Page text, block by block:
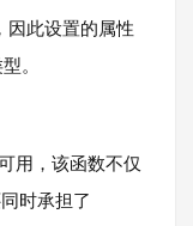
因此设置的属性
。
用，该函数不仅
时承担了